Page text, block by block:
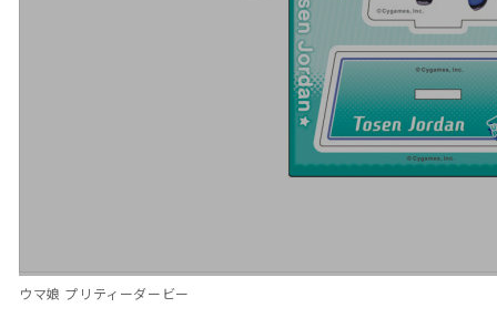
ウマ娘 プリティーダービー